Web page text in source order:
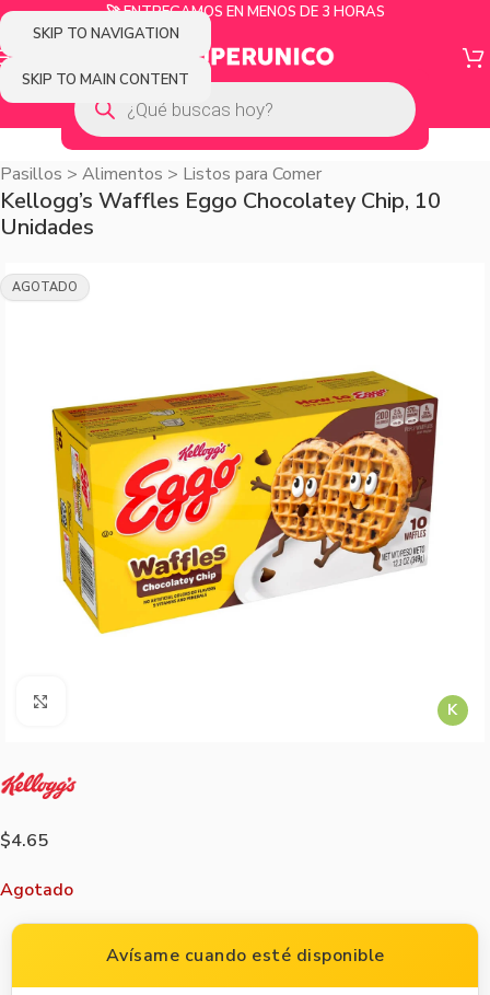
SKIP TO NAVIGATION
SKIP TO MAIN CONTENT
🚀 ENTREGAMOS EN MENOS DE 3 HORAS
Pasillos > Alimentos > Listos para Comer
Kellogg’s Waffles Eggo Chocolatey Chip, 10
Unidades
AGOTADO
K
$4.65
Agotado
Avísame cuando esté disponible